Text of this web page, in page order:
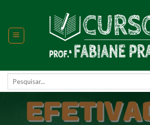
content
Pesquisar